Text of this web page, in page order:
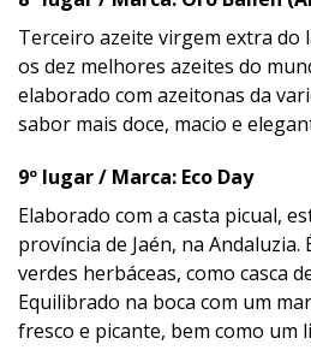
Terceiro azeite virgem extra do
os dez melhores azeites do
elaborado com azeitonas da
sabor mais doce, macio e
9º lugar / Marca: Eco Day
Elaborado com a casta picual,
província de Jaén, na
verdes herbáceas, como casca
Equilibrado na boca com um
fresco e picante, bem como um